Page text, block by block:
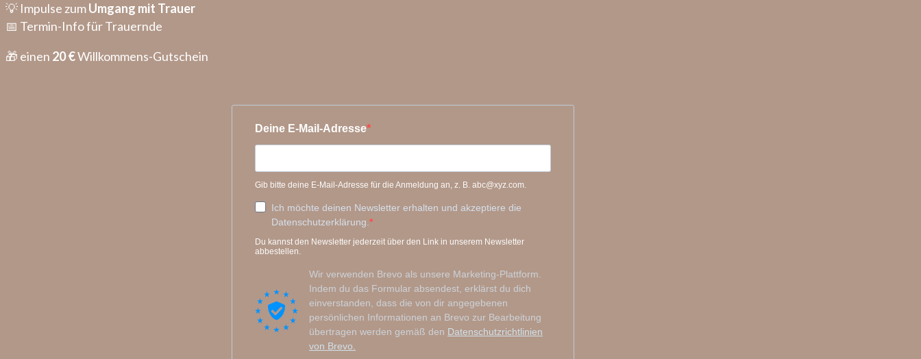
💡 Impulse zumUmgang mit Trauer
📅 Termin-Info für Trauernde
🎁 einen 20 €Willkommens-Gutschein